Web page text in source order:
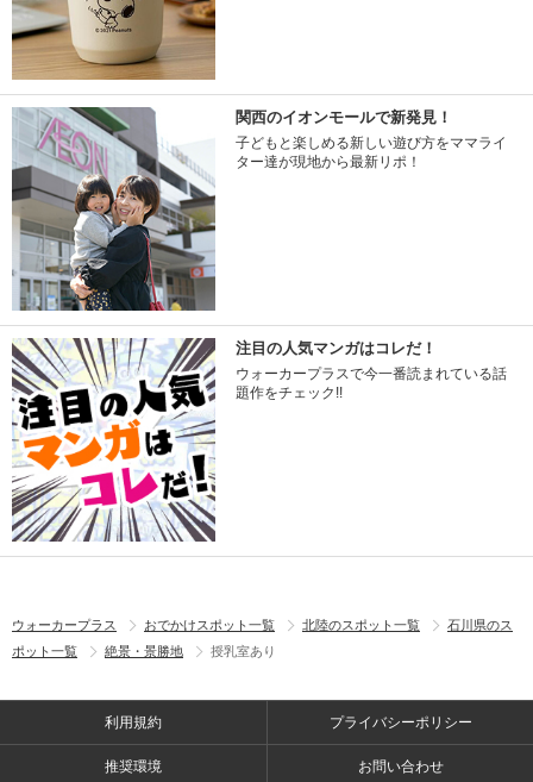
関西のイオンモールで新発見！
子どもと楽しめる新しい遊び方をママライ
ター達が現地から最新リポ！
注目の人気マンガはコレだ！
ウォーカープラスで今一番読まれている話
題作をチェック!!
ウォーカープラス おでかけスポット一覧 北陸のスポット一覧
石川県のス
ポット一覧
絶景・景勝地 授乳室あり
利用規約 プライバシーポリシー
推奨環境 お問い合わせ